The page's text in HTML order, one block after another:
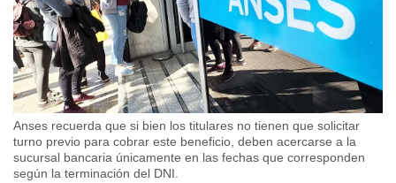
Anses recuerda que si bien los titulares no tienen que solicitar
turno previo para cobrar este beneficio, deben acercarse a la
sucursal bancaria únicamente en las fechas que corresponden
según la terminación del DNI.